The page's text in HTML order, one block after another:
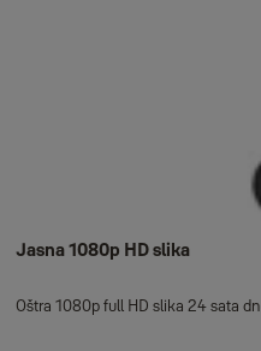
Jasna 1080p HD slika
Oštra 1080p full HD slika 24 sata